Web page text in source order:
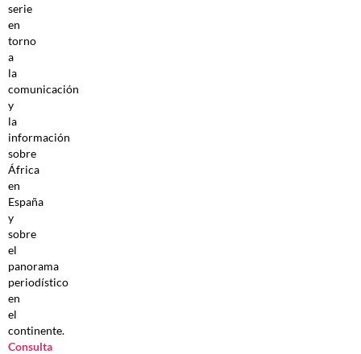
serie
en
torno
a
la
comunicación
y
la
información
sobre
África
en
España
y
sobre
el
panorama
periodístico
en
el
continente.
Consulta